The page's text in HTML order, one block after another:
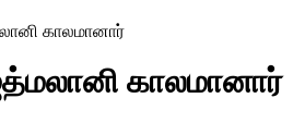
காலமானார்